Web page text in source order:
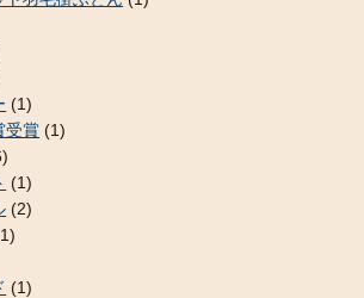
(1)
受賞 (1)
(1)
(2)
(1)